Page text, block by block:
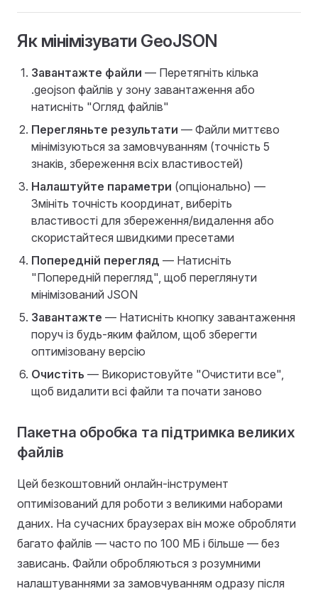
Як мінімізувати GeoJSON
Завантажте файли — Перетягніть кілька
.geojson файлів у зону завантаження або
натисніть "Огляд файлів"
Перегляньте результати — Файли миттєво
мінімізуються за замовчуванням (точність 5
знаків, збереження всіх властивостей)
Налаштуйте параметри (опціонально) —
Змініть точність координат, виберіть
властивості для збереження/видалення або
скористайтеся швидкими пресетами
Попередній перегляд — Натисніть
"Попередній перегляд", щоб переглянути
мінімізований JSON
Завантажте — Натисніть кнопку завантаження
поруч із будь-яким файлом, щоб зберегти
оптимізовану версію
Очистіть — Використовуйте "Очистити все",
щоб видалити всі файли та почати заново
Пакетна обробка та підтримка великих
файлів
Цей безкоштовний онлайн-інструмент
оптимізований для роботи з великими наборами
даних. На сучасних браузерах він може обробляти
багато файлів — часто по 100 МБ і більше — без
зависань. Файли обробляються з розумними
налаштуваннями за замовчуванням одразу після